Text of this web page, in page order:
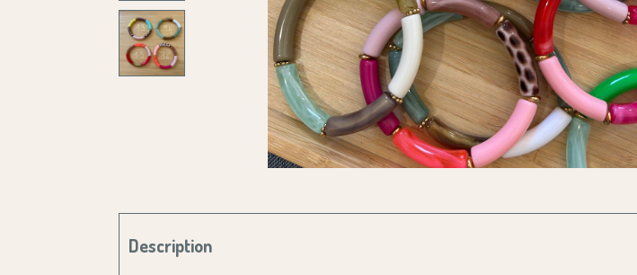
Description